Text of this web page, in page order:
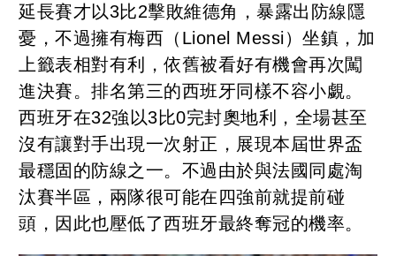
延長賽才以3比2擊敗維德角，暴露出防線隱
憂，不過擁有梅西（Lionel Messi）坐鎮，加
上籤表相對有利，依舊被看好有機會再次闖
進決賽。排名第三的西班牙同樣不容小覷。
西班牙在32強以3比0完封奧地利，全場甚至
沒有讓對手出現一次射正，展現本屆世界盃
最穩固的防線之一。不過由於與法國同處淘
汰賽半區，兩隊很可能在四強前就提前碰
頭，因此也壓低了西班牙最終奪冠的機率。